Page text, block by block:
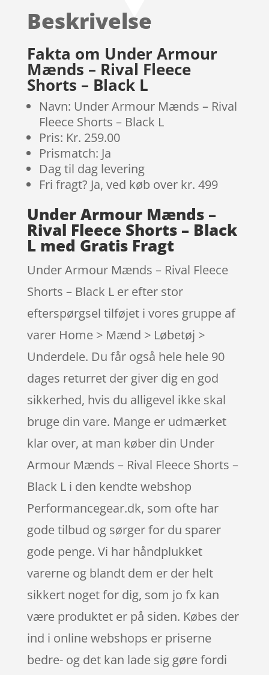
på
mmelser
Beskrivelse
Fakta om Under Armour
Mænds – Rival Fleece
Shorts – Black L
Navn: Under Armour Mænds – Rival
Fleece Shorts – Black L
Pris: Kr. 259.00
Prismatch: Ja
Dag til dag levering
Fri fragt? Ja, ved køb over kr. 499
Under Armour Mænds –
Rival Fleece Shorts – Black
L med Gratis Fragt
Under Armour Mænds – Rival Fleece
Shorts – Black L er efter stor
efterspørgsel tilføjet i vores gruppe af
varer Home > Mænd > Løbetøj >
Underdele. Du får også hele hele 90
dages returret der giver dig en god
sikkerhed, hvis du alligevel ikke skal
bruge din vare. Mange er udmærket
klar over, at man køber din Under
Armour Mænds – Rival Fleece Shorts –
Black L i den kendte webshop
Performancegear.dk, som ofte har
gode tilbud og sørger for du sparer
gode penge. Vi har håndplukket
varerne og blandt dem er der helt
sikkert noget for dig, som jo fx kan
være produktet er på siden. Købes der
ind i online webshops er priserne
bedre- og det kan lade sig gøre fordi